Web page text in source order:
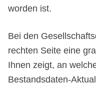
worden ist.
Bei den
rechten Seite eine
Ihnen zeigt, an
Bestandsdaten-